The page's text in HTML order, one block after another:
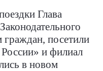
Глава
посетили
и филиал
в новом